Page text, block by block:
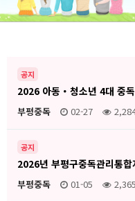
공지
2026 아동・청소년 4대 중
부평중독 02-27
공지
2026년 부평구중독관리통
부평중독 01-05 2,365